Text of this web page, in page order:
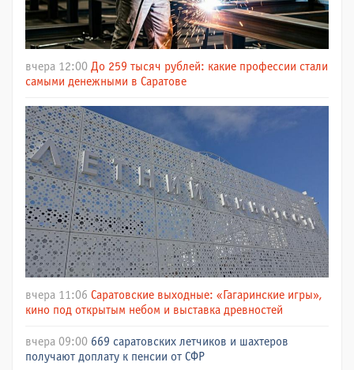
вчера 12:00 До 259 тысяч рублей: какие профессии стали
самыми денежными в Саратове
вчера 11:06 Саратовские выходные: «Гагаринские игры»,
кино под открытым небом и выставка древностей
вчера 09:00 669 саратовских летчиков и шахтеров
получают доплату к пенсии от СФР